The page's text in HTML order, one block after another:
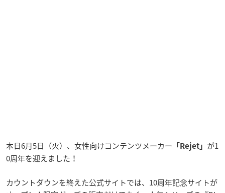
本日6月5日（火）、女性向けコンテンツメーカー 「Rejet」 が1
0周年を迎えました！
カウントダウンを終えた公式サイトでは、10周年記念サイトが